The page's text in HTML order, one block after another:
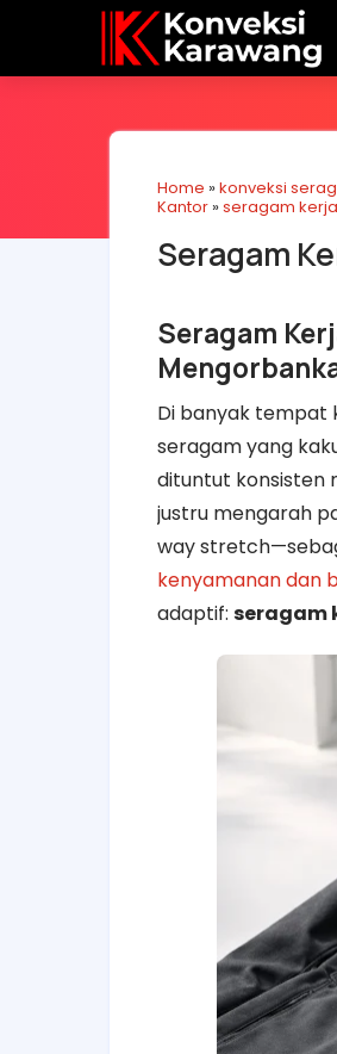
Home »konveksi
Kantor »seragam
Seragam
Seragam
Di banyak tempat
seragam yang
dituntut konsisten
justru mengarah
way
kenyamanan dan
adaptif: seragam